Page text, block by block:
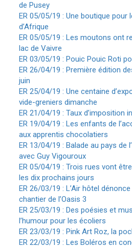
de Pusey
ER 05/05/19 : Une boutique pour
d’Afrique
ER 05/05/19 : Les moutons ont
lac de Vaivre
ER 03/05/19 : Pouic Pouic Roti
ER 26/04/19 : Première édition
juin
ER 25/04/19 : Une centaine
vide-greniers dimanche
ER 21/04/19 : Taux d’imposition
ER 19/04/19 : Les enfants de
aux apprentis chocolatiers
ER 13/04/19 : Balade au pays de
avec Guy Vigouroux
ER 05/04/19 : Trois rues vont
les dix prochains jours
ER 26/03/19 : L’Air hôtel
chantier de l’Oasis 3
ER 25/03/19 : Des poésies et
l’humour pour les écoliers
ER 23/03/19 : Pink Art Roz, la
ER 22/03/19 : Les Boléros en